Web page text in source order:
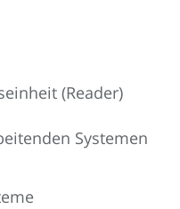
(Reader)
Systemen